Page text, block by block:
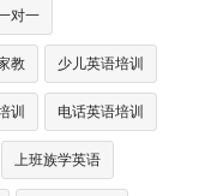
对一
教 少儿英语培训
训 电话英语培训
上班族学英语